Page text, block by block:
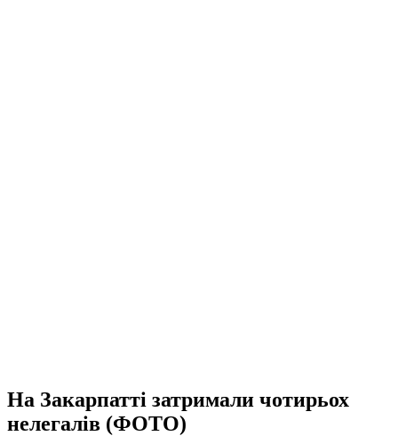
На Закарпатті затримали чотирьох
нелегалів (ФОТО)